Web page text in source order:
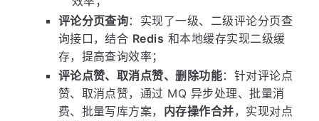
评论分页查询：实现了一级、二级评论分页查
询接口，结合 Redis 和本地缓存实现二级缓
存，提高查询效率；
评论点赞、取消点赞、删除功能：针对评论点
赞、取消点赞，通过 MQ 异步处理、批量消
费、批量写库方案， 内存操作合并，实现对点